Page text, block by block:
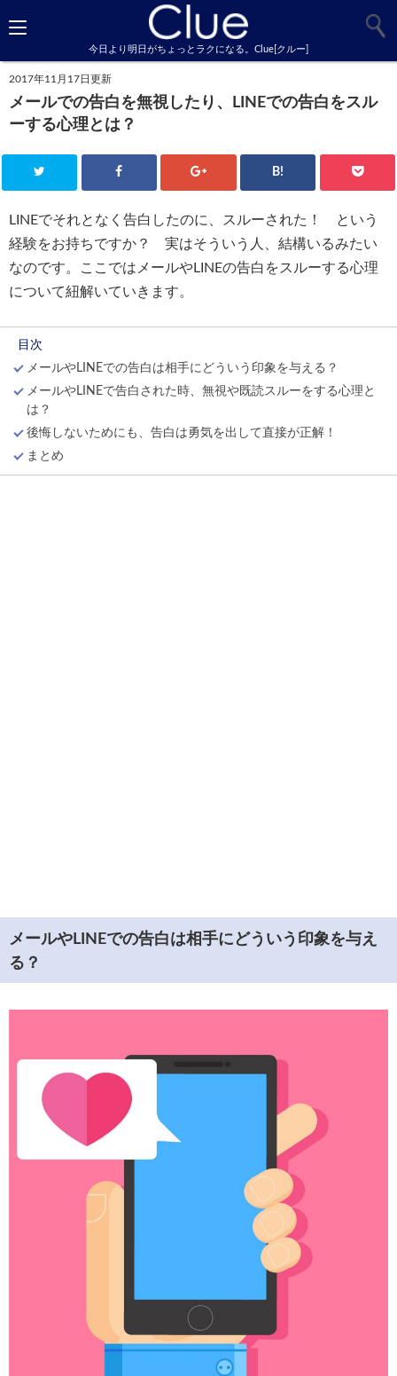
今日より明日がちょっとラクになる。Clue[クルー]
2017年11月17日更新
メールでの告白を無視したり、LINEでの告白をスル
ーする心理とは？
B!
LINEでそれとなく告白したのに、スルーされた！ という
経験をお持ちですか？ 実はそういう人、結構いるみたい
なのです。ここではメールやLINEの告白をスルーする心理
について紐解いていきます。
目次
メールやLINEでの告白は相手にどういう印象を与える？
メールやLINEで告白された時、無視や既読スルーをする心理と
は？
後悔しないためにも、告白は勇気を出して直接が正解！
まとめ
メールやLINEでの告白は相手にどういう印象を与え
る？